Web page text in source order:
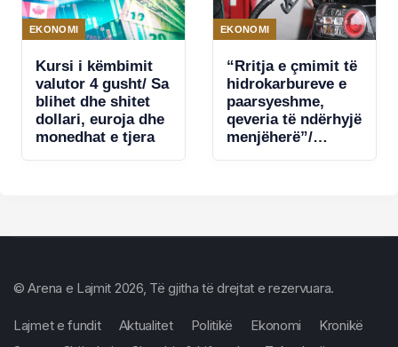
EKONOMI
Kursi i këmbimit
valutor 4 gusht/ Sa
blihet dhe shitet
dollari, euroja dhe
monedhat e tjera
EKONOMI
“Rritja e çmimit të
hidrokarbureve e
paarsyeshme,
qeveria të ndërhyjë
menjëherë”/
© Arena e Lajmit 2026, Të gjitha të drejtat e rezervuara.
Lajmet e fundit Aktualitet Politikë Ekonomi
Kronikë